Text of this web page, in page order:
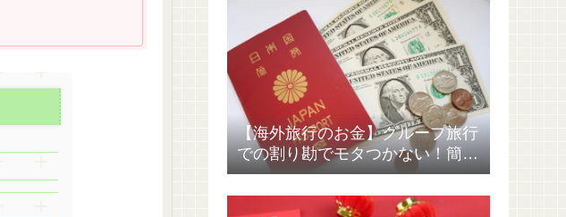
【海外旅行のお金】グループ旅行
での割り勘でモタつかない！簡単
解決する方法